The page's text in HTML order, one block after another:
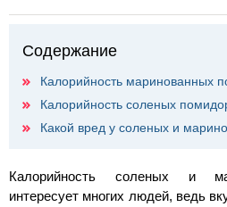
Содержание
Калорийность маринованных
Калорийность соленых
Какой вред у соленых и
Калорийность соленых и
интересует многих людей, ведь